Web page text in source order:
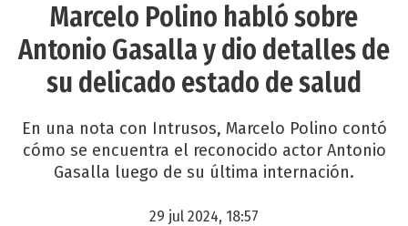
Marcelo Polino habló sobre
Antonio Gasalla y dio detalles de
su delicado estado de salud
En una nota con Intrusos, Marcelo Polino contó
cómo se encuentra el reconocido actor Antonio
Gasalla luego de su última internación.
29 jul 2024, 18:57